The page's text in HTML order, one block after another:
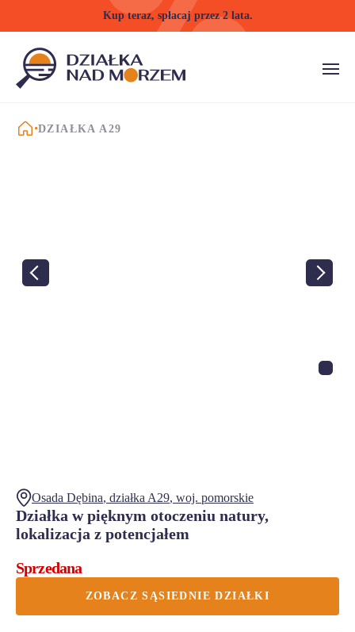
Kup teraz, spłacaj przez 2 lata.
STRONA GŁÓWNA
DZIAŁKA A29
Osada Dębina, działka A29, woj. pomorskie
Działka w pięknym otoczeniu natury,
lokalizacja z potencjałem
Sprzedana
ZOBACZ SĄSIEDNIE DZIAŁKI